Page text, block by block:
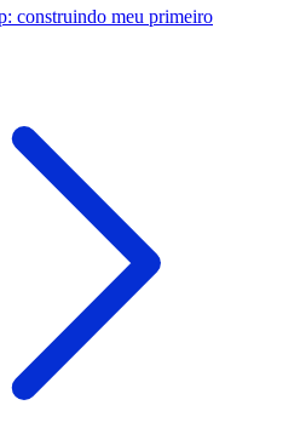
construindo meu primeiro